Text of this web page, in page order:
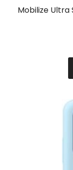
Mobilize Ultra